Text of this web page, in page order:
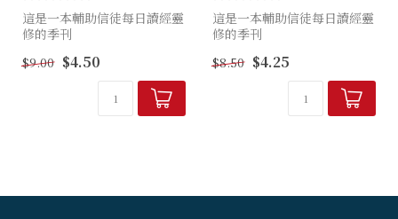
這是一本輔助信徒每日讀經靈
修的季刊
理，
養成讀經習慣，突破靈修艱
$9.00 $4.50
這是一本輔助信徒每日讀經靈
修的季刊
理，
養成讀經習慣，突破靈修艱
$8.50 $4.25